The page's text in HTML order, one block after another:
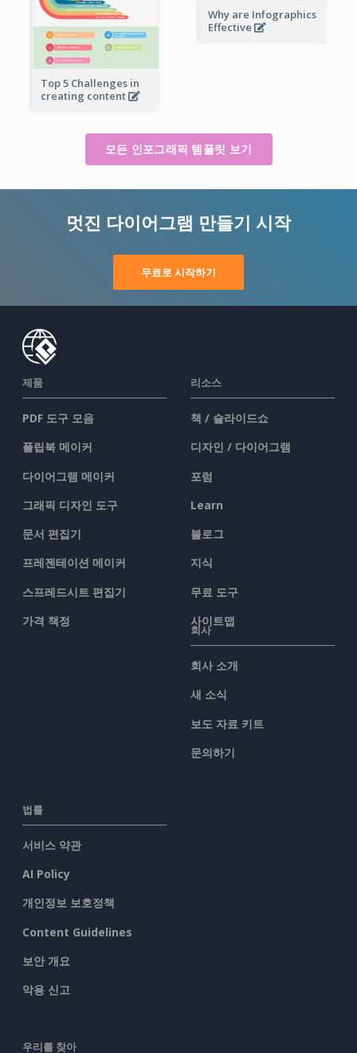
Why are Infographics
Effective
Top 5 Challenges in
creating content
모든 인포그래픽 템플릿 보기
멋진 다이어그램 만들기 시작
무료로 시작하기
제품
PDF 도구 모음
플립북 메이커
다이어그램 메이커
그래픽 디자인 도구
문서 편집기
프레젠테이션 메이커
스프레드시트 편집기
가격 책정
리소스
책 / 슬라이드쇼
디자인 / 다이어그램
포럼
Learn
블로그
지식
무료 도구
사이트맵
회사
회사 소개
새 소식
보도 자료 키트
문의하기
법률
서비스 약관
AI Policy
개인정보 보호정책
Content Guidelines
보안 개요
악용 신고
우리를 찾아